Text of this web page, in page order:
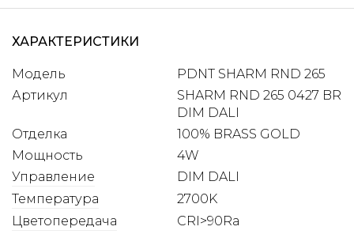
ХАРАКТЕРИСТИКИ
Артикул
SHARM RND 265 0427 BR
DIM DALI
Модель PDNT SHARM RND 265
Отделка
100% BRASS GOLD
Мощность
4W
Цветопередача
CRI>90Ra
Управление
DIM DALI
Температура
2700K